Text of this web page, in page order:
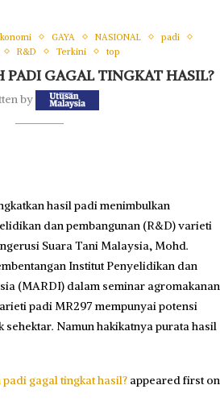
GAYA NASIONAL
padi
R&D Terkini top
PADI GAGAL TINGKAT HASIL?
by
hasil padi menimbulkan
dan pembangunan (R&D) varieti
Suara Tani Malay­sia, Mohd.
Institut Penyelidikan dan
(MARDI) dalam seminar agromakanan
padi MR297 mempunyai potensi
sehektar. Namun hakikatnya purata hasil
gagal tingkat hasil? appeared first on